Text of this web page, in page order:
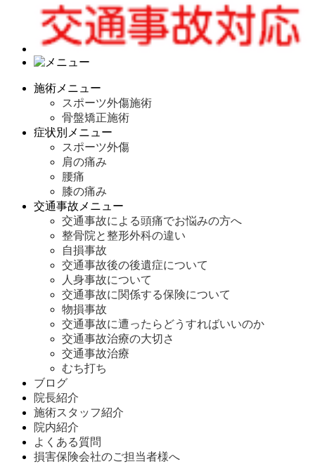
施術メニュー
スポーツ外傷施術
骨盤矯正施術
症状別メニュー
スポーツ外傷
肩の痛み
腰痛
膝の痛み
交通事故メニュー
交通事故による頭痛でお悩みの方へ
整骨院と整形外科の違い
自損事故
交通事故後の後遺症について
人身事故について
交通事故に関係する保険について
物損事故
交通事故に遭ったらどうすればいいのか
交通事故治療の大切さ
交通事故治療
むち打ち
ブログ
院長紹介
施術スタッフ紹介
院内紹介
よくある質問
損害保険会社のご担当者様へ